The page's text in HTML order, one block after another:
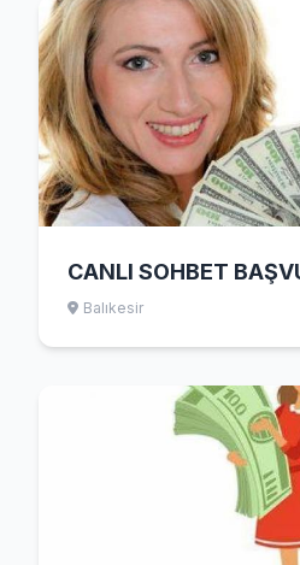
CANLI SOHBET
Balıkesir